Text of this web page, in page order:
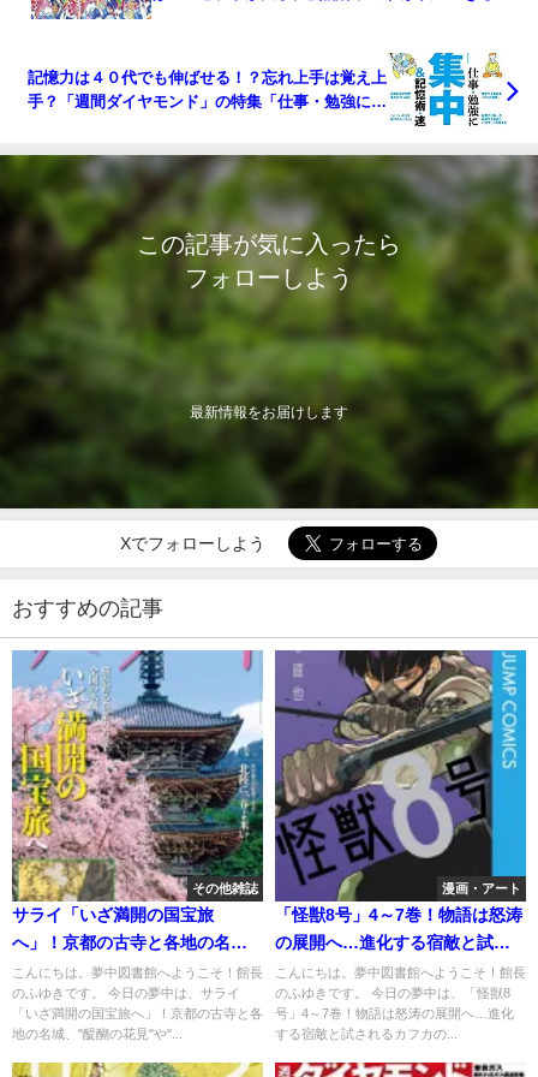
記憶力は４０代でも伸ばせる！？忘れ上手は覚え上
手？「週間ダイヤモンド」の特集「仕事・勉強に効
この記事が気に入ったら
フォローしよう
最新情報をお届けします
Xでフォローしよう
おすすめの記事
その他雑誌
サライ「いざ満開の国宝旅
へ」！京都の古寺と各地の名
城、"醍醐の花見"や"白亜の美
城"も
こんにちは。夢中図書館へようこそ！館長
のふゆきです。 今日の夢中は、サライ
「いざ満開の国宝旅へ」！京都の古寺と各
地の名城、"醍醐の花見"や"...
漫画・アート
「怪獣8号」4～7巻！物語は怒涛
の展開へ…進化する宿敵と試さ
れるカフカの覚悟
こんにちは。夢中図書館へようこそ！館長
のふゆきです。 今日の夢中は、「怪獣8
号」4～7巻！物語は怒涛の展開へ…進化
する宿敵と試されるカフカの...